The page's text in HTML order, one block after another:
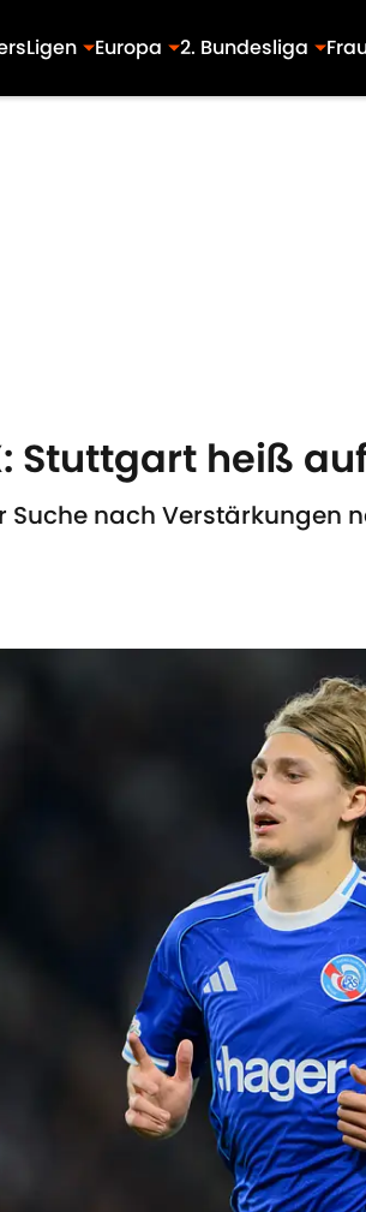
Ligen Europa 2. Bundesliga
Stuttgart heiß
Suche nach Verstärkungen